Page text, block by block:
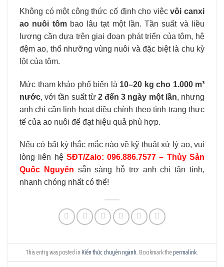
Không có một công thức cố định cho việcvôi canxi
ao nuôi tômbao lâu tạt một lần. Tần suất và liều
lượng cần dựa trên giai đoạn phát triển của tôm, hệ
đệm ao, thổ nhưỡng vùng nuôi và đặc biệt là chu kỳ
lột của tôm.
Mức tham khảo phổ biến là 10–20 kg cho 1.000 m³
nước, với tần suất từ 2 đến 3 ngày một lần, nhưng
anh chị cần linh hoạt điều chỉnh theo tình trạng thực
tế của ao nuôi để đạt hiệu quả phù hợp.
Nếu có bất kỳ thắc mắc nào về kỹ thuật xử lý ao, vui
lòng liên hệ SĐT/Zalo: 096.886.7577 – Thủy Sản
Quốc Nguyên sẵn sàng hỗ trợ anh chị tận tình,
nhanh chóng nhất có thể!
This entry was posted inKiến thức chuyên ngành. Bookmark thepermalink.